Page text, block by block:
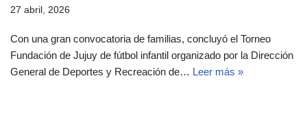
27 abril, 2026
Con una gran convocatoria de familias, concluyó el Torneo
Fundación de Jujuy de fútbol infantil organizado por la Dirección
General de Deportes y Recreación de… Leer más »